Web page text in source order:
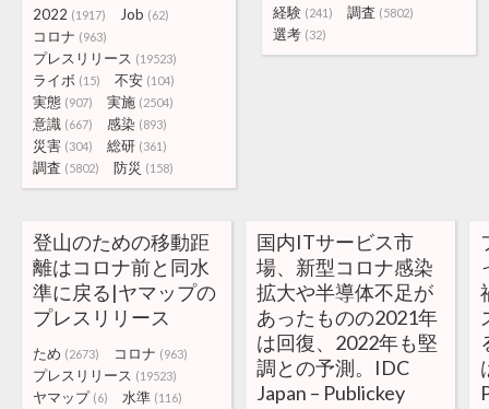
経験 (241) 調査 (5802)
選考 (32)
2022 (1917) Job (62)
コロナ (963)
プレスリリース (19523)
ライボ (15) 不安 (104)
実態 (907) 実施 (2504)
意識 (667) 感染 (893)
災害 (304) 総研 (361)
調査 (5802) 防災 (158)
登山のための移動距
離はコロナ前と同水
準に戻る|ヤマップの
プレスリリース
ため (2673) コロナ (963)
プレスリリース (19523)
ヤマップ (6) 水準 (116)
国内ITサービス市
場、新型コロナ感染
拡大や半導体不足が
あったものの2021年
は回復、2022年も堅
調との予測。IDC
Japan – Publickey